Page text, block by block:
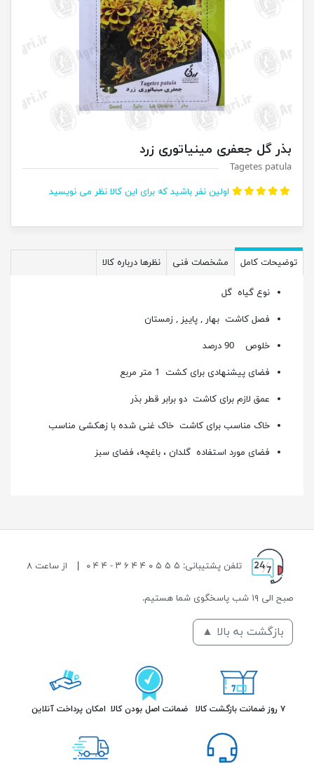
بذر گل جعفری مینیاتوری زرد
Tagetes patula
اولین نفر باشید که برای این کالا نظر می نویسید
توضیحات کامل مشخصات فنی نظرها درباره کالا
نوع گیاه گل
فصل کاشت بهار , پاییز , زمستان
خلوص 90 درصد
فضای پیشنهادی برای کشت 1 متر مربع
عمق لازم برای کاشت دو برابر قطر بذر
خاک مناسب برای کاشت خاک غنی شده با زهکشی مناسب
فضای مورد استفاده گلدان ، باغچه، فضای سبز
تلفن پشتیبانی: ۵ ۵ ۵ ۰ ۴ ۴ ۶ ۳ - ۴ ۴ ۰ از ساعت ۸
صبح الی ۱۹ شب پاسخگوی شما هستیم.
بازگشت به بالا ▲
۷ روز ضمانت بازگشت کالا ضمانت اصل بودن کالا امکان پرداخت آنلاین